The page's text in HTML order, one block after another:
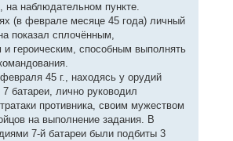
на наблюдательном пункте.
(в феврале месяце 45 года) личный
показал сплочённым,
и героическим, способным выполнять
45 г., находясь у орудий
батареи, лично руководил
противника, своим мужеством
на выполнение задания. В
7-й батареи были подбиты 3